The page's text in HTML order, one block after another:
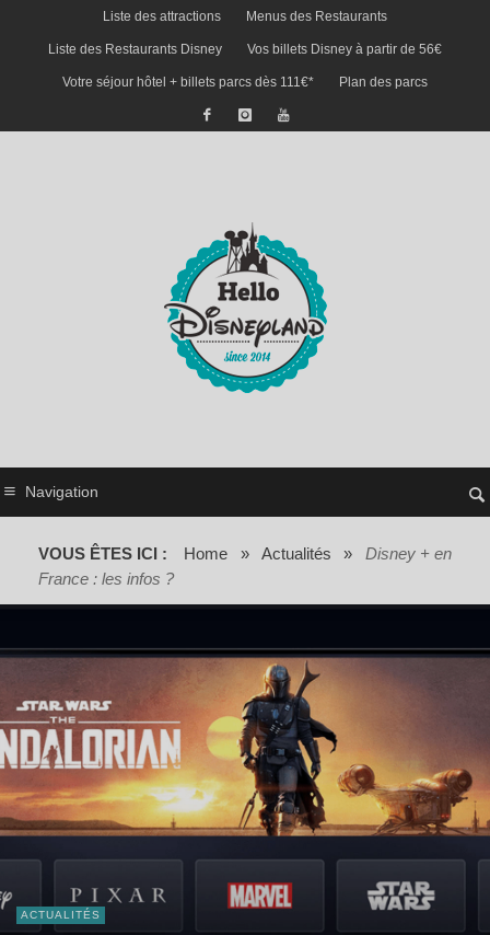
Liste des attractions Menus des Restaurants
Liste des Restaurants Disney Vos billets Disney à partir de 56€
Votre séjour hôtel + billets parcs dès 111€* Plan des parcs
Navigation
VOUS ÊTES ICI : Home » Actualités »
Disney + en
France : les infos ?
ACTUALITÉS